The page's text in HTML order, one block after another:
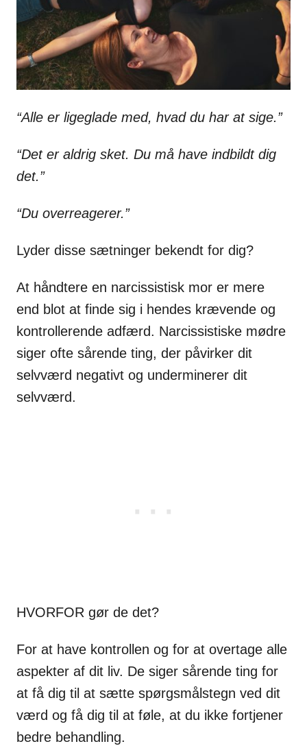
“Alle er ligeglade med, hvad du har at sige.”
“Det er aldrig sket. Du må have indbildt dig
det.”
“Du overreagerer.”
Lyder disse sætninger bekendt for dig?
At håndtere en narcissistisk mor er mere
end blot at finde sig i hendes krævende og
kontrollerende adfærd. Narcissistiske mødre
siger ofte sårende ting, der påvirker dit
selvværd negativt og underminerer dit
selvværd.
HVORFOR gør de det?
For at have kontrollen og for at overtage alle
aspekter af dit liv. De siger sårende ting for
at få dig til at sætte spørgsmålstegn ved dit
værd og få dig til at føle, at du ikke fortjener
bedre behandling.